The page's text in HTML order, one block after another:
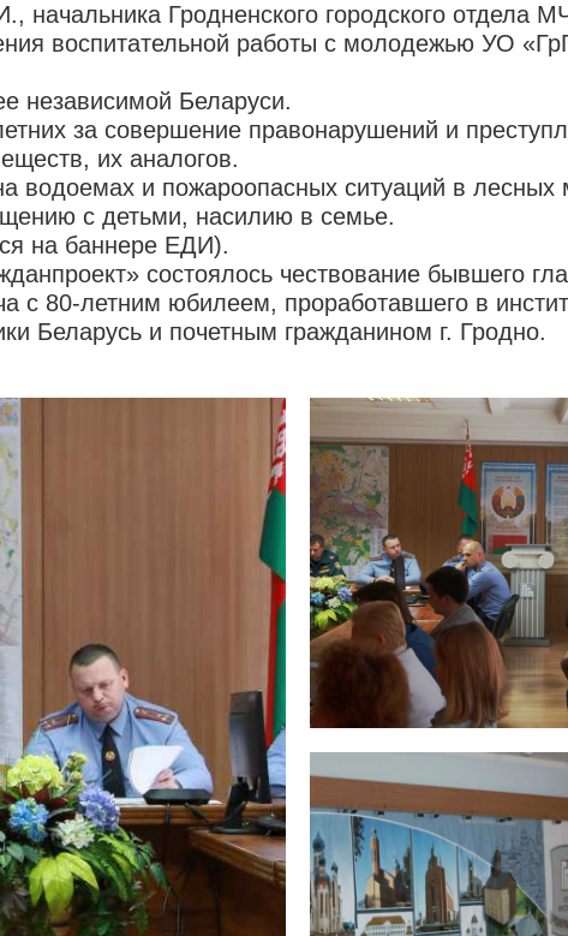
начальника Гродненского городского отдела
воспитательной работы с молодежью УО
независимой Беларуси.
за совершение правонарушений и
их аналогов.
водоемах и пожароопасных ситуаций в лесных
с детьми, насилию в семье.
на баннере ЕДИ).
состоялось чествование бывшего
с 80-летним юбилеем, проработавшего в
Беларусь и почетным гражданином г. Гродно.